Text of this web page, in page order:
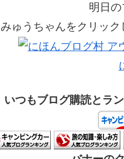
明日
みゅうちゃんをクリッ
いつもブログ購読とラ